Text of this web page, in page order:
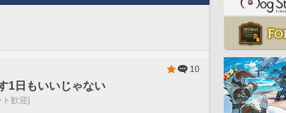
10
1日もいいじゃない
ト歓迎]